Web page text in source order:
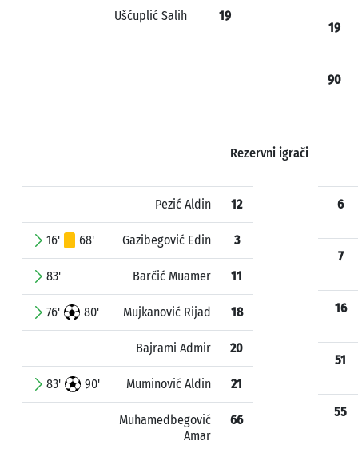
Ušćuplić Salih 19
19
90
Rezervni igrači
Pezić Aldin 12
16' 68' Gazibegović Edin 3
83' Barčić Muamer 11
76' 80' Mujkanović Rijad 18
Bajrami Admir 20
83' 90' Muminović Aldin 21
Muhamedbegović
Amar
66
6
7
16
51
55